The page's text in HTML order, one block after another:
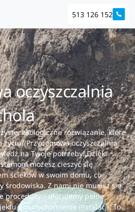
513 126 152
oczyszczalnia
ekologiczne rozwiązanie, które
Przydomowa oczyszczalnia
na Twoje potrzeby! Dzięki
możesz cieszyć się
ścieków w swoim domu, co
środowiska. Z nami nie musisz się
procedury – oferujemy pełne
po uruchomienie instalacji. To